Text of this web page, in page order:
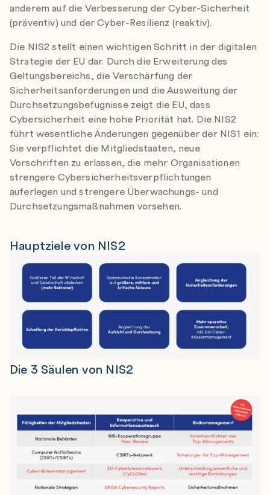
anderem auf die Verbesserung der Cyber-Sicherheit
(präventiv) und der Cyber-Resilienz (reaktiv).
Die NIS2 stellt einen wichtigen Schritt in der digitalen
Strategie der EU dar. Durch die Erweiterung des
Geltungsbereichs, die Verschärfung der
Sicherheitsanforderungen und die Ausweitung der
Durchsetzungsbefugnisse zeigt die EU, dass
Cybersicherheit eine hohe Priorität hat. Die NIS2
führt wesentliche Änderungen gegenüber der NIS1 ein:
Sie verpflichtet die Mitgliedstaaten, neue
Vorschriften zu erlassen, die mehr Organisationen
strengere Cybersicherheitsverpflichtungen
auferlegen und strengere Überwachungs- und
Durchsetzungsmaßnahmen vorsehen.
Hauptziele von NIS2
Die 3 Säulen von NIS2